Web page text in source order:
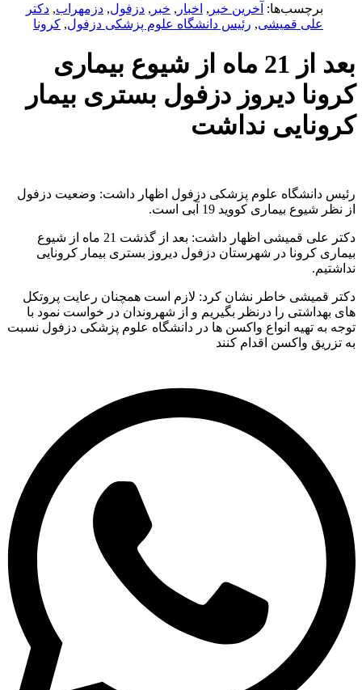
برچسب‌ها: آخرین خبر , اخبار , خبر , دزفول, دزمهراب, دکتر
علی قمیشی, رئیس دانشگاه علوم پزشکی دزفول, کرونا
بعد از 21 ماه از شیوع بیماری
کرونا دیروز دزفول بستری بیمار
کرونایی نداشت
رئیس دانشگاه علوم پزشکی دزفول اظهار داشت: وضعیت دزفول
از نظر شیوع بیماری کووید 19 آبی است.
دکتر علی قمیشی اظهار داشت: بعد از گذشت 21 ماه از شیوع
بیماری کرونا در شهرستان دزفول دیروز بستری بیمار کرونایی
نداشتیم.
دکتر قمیشی خاطر نشان کرد: لازم است همچنان رعایت پروتکل
های بهداشتی را درنظر بگیریم و از شهروندان در خواست نمود با
توجه به تهیه انواع واکسن ها در دانشگاه علوم پزشکی دزفول نسبت
به تزریق واکسن اقدام کنند